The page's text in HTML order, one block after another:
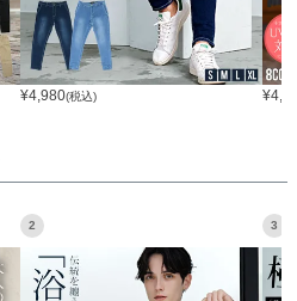
¥4,980(税込) ¥
2 3